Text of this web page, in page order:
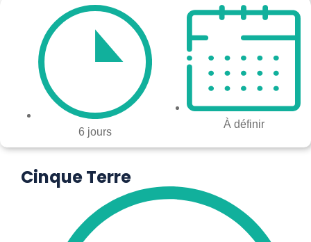
6 jours
À définir
Cinque Terre